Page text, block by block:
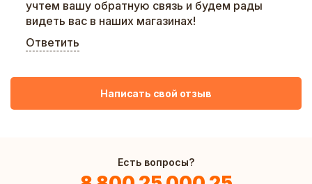
учтем вашу обратную связь и будем рады
видеть вас в наших магазинах!
Ответить
Написать свой отзыв
Есть вопросы?